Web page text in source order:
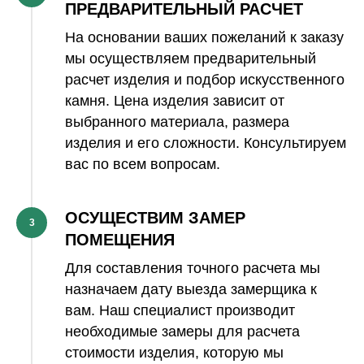
ПРЕДВАРИТЕЛЬНЫЙ РАСЧЕТ
На основании ваших пожеланий к заказу
мы осуществляем предварительный
расчет изделия и подбор искусственного
камня. Цена изделия зависит от
выбранного материала, размера
изделия и его сложности. Консультируем
вас по всем вопросам.
3
ОСУЩЕСТВИМ ЗАМЕР
ПОМЕЩЕНИЯ
Для составления точного расчета мы
назначаем дату выезда замерщика к
вам. Наш специалист производит
необходимые замеры для расчета
стоимости изделия, которую мы